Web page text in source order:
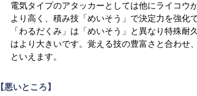
電気タイプのアタッカーとしては他にライコウ
より高く、積み技「めいそう」で決定力を強化
「わるだくみ」は「めいそう」と異なり特殊
はより大きいです。覚える技の豊富さと合わせ
といえます。
【悪いところ】